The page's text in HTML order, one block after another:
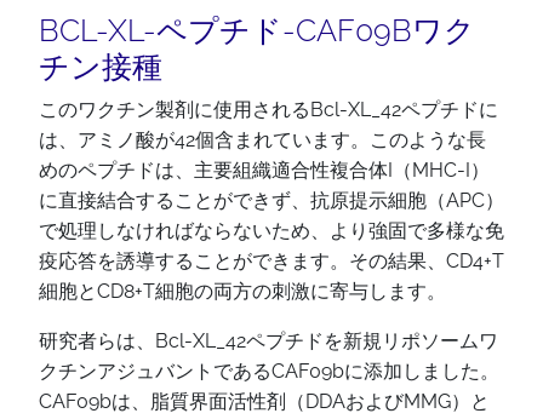
BCL-XL-ペプチド-CAF09Bワク
チン接種
このワクチン製剤に使用されるBcl-XL_42ペプチドに
は、アミノ酸が42個含まれています。このような長
めのペプチドは、主要組織適合性複合体I（MHC-I）
に直接結合することができず、抗原提示細胞（APC）
で処理しなければならないため、より強固で多様な免
疫応答を誘導することができます。その結果、CD4+T
細胞とCD8+T細胞の両方の刺激に寄与します。
研究者らは、Bcl-XL_42ペプチドを新規リポソームワ
クチンアジュバントであるCAF09bに添加しました。
CAF09bは、脂質界面活性剤（DDAおよびMMG）と